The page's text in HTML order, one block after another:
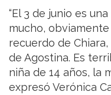
“El 3 de junio es
mucho,
recuerdo de
de Agostina. Es
niña de 14 años, la
expresó Verónica